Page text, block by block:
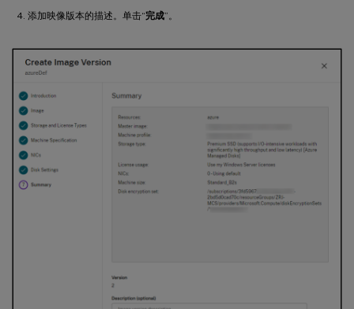
添加映像版本的描述。单击“完成”。